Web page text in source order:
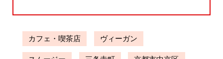
カフェ・喫茶店 ヴィーガン